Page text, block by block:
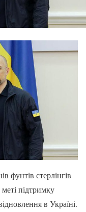
фунтів стерлінгів
підтримку
в Україні.